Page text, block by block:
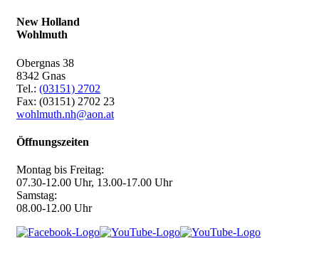
New Holland
Wohlmuth
Obergnas 38
8342 Gnas
Tel.: (03151) 2702
Fax: (03151) 2702 23
wohlmuth.nh@aon.at
Öffnungszeiten
Montag bis Freitag:
07.30-12.00 Uhr, 13.00-17.00 Uhr
Samstag:
08.00-12.00 Uhr